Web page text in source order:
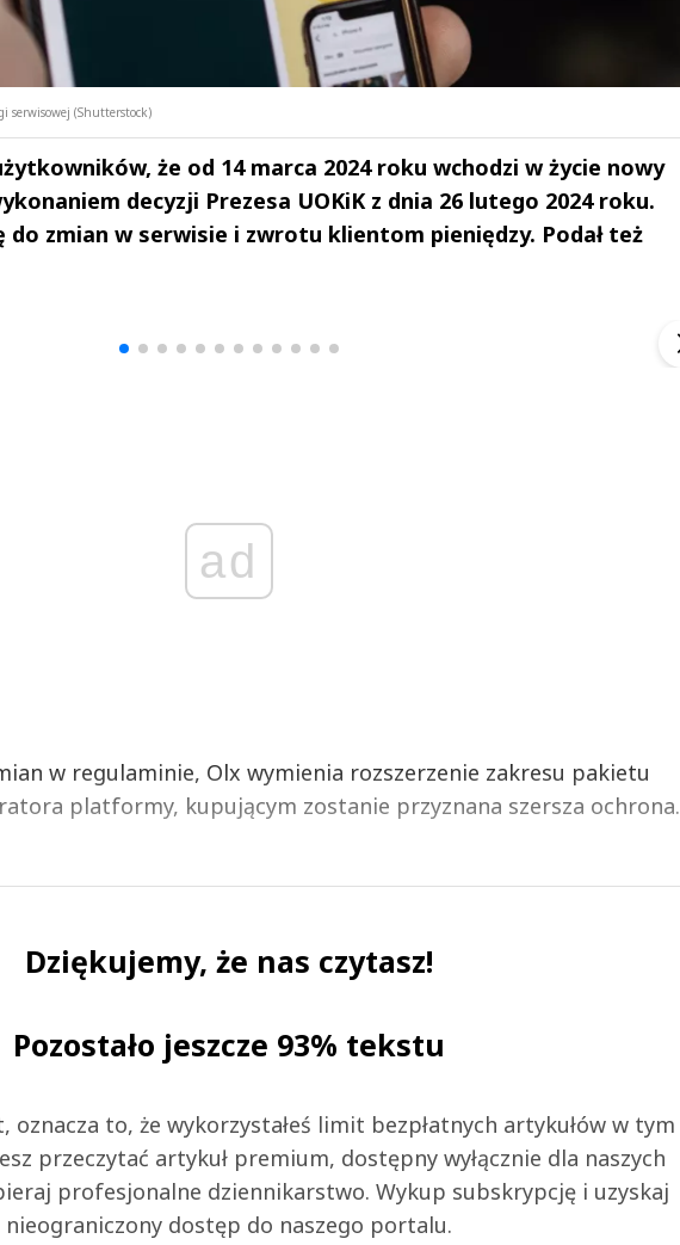
serwisowej (Shutterstock)
że od 14 marca 2024 roku wchodzi w życie nowy
decyzji Prezesa UOKiK z dnia 26 lutego 2024 roku.
do zmian w serwisie i zwrotu klientom pieniędzy. Podał też
ad
w regulaminie, Olx wymienia rozszerzenie zakresu pakietu
platformy, kupującym zostanie przyznana szersza ochrona.
Dziękujemy, że nas czytasz!
Pozostało jeszcze 93% tekstu
oznacza to, że wykorzystałeś limit bezpłatnych artykułów w tym
przeczytać artykuł premium, dostępny wyłącznie dla naszych
profesjonalne dziennikarstwo. Wykup subskrypcję i uzyskaj
nieograniczony dostęp do naszego portalu.